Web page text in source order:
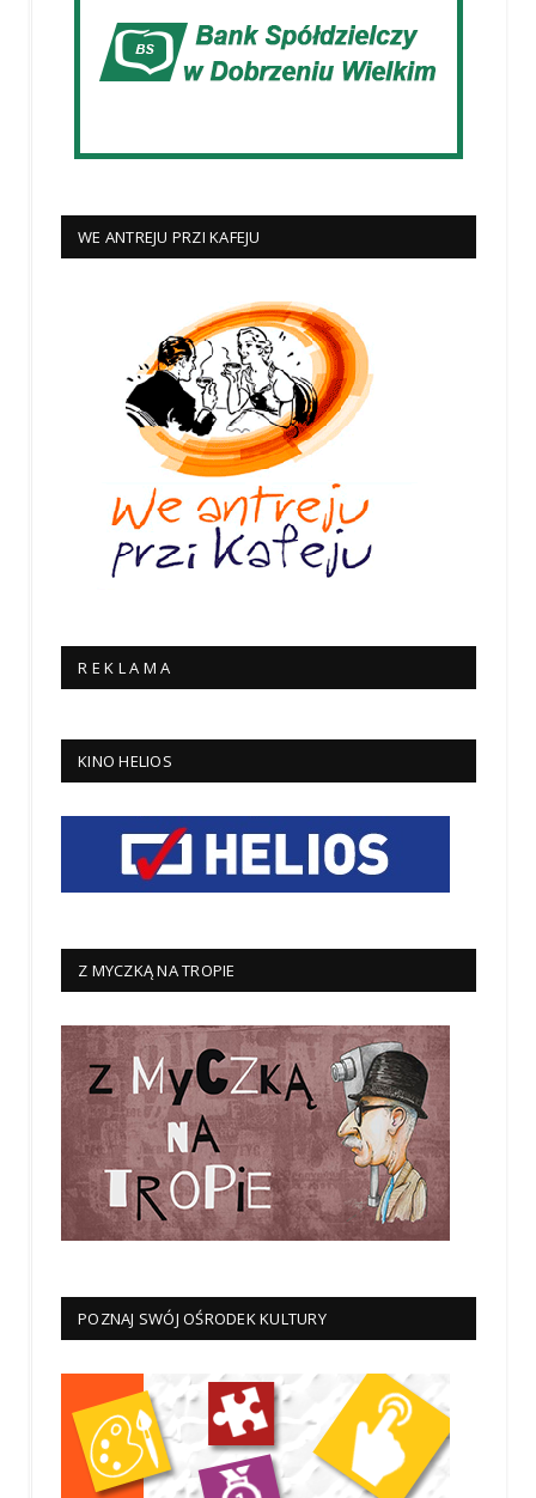
WE ANTREJU PRZI KAFEJU
R E K L A M A
KINO HELIOS
Z MYCZKĄ NA TROPIE
POZNAJ SWÓJ OŚRODEK KULTURY